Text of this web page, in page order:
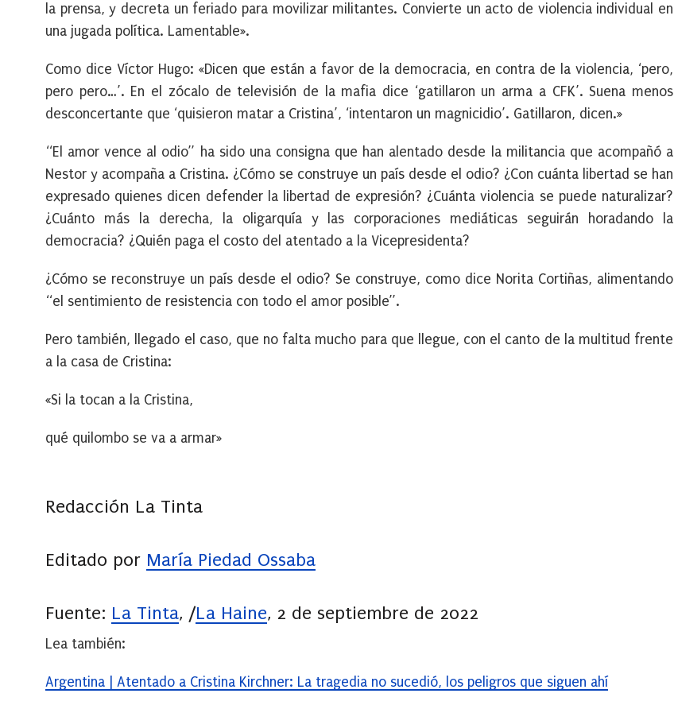
la prensa, y decreta un feriado para movilizar militantes. Convierte un acto de violencia individual en
una jugada política. Lamentable».
Como dice Víctor Hugo: «Dicen que están a favor de la democracia, en contra de la violencia, ‘pero,
pero pero…’. En el zócalo de televisión de la mafia dice ‘gatillaron un arma a CFK’. Suena menos
desconcertante que ‘quisieron matar a Cristina’, ‘intentaron un magnicidio’. Gatillaron, dicen.»
“El amor vence al odio” ha sido una consigna que han alentado desde la militancia que acompañó a
Nestor y acompaña a Cristina. ¿Cómo se construye un país desde el odio? ¿Con cuánta libertad se han
expresado quienes dicen defender la libertad de expresión? ¿Cuánta violencia se puede naturalizar?
¿Cuánto más la derecha, la oligarquía y las corporaciones mediáticas seguirán horadando la
democracia? ¿Quién paga el costo del atentado a la Vicepresidenta?
¿Cómo se reconstruye un país desde el odio? Se construye, como dice Norita Cortiñas, alimentando
“el sentimiento de resistencia con todo el amor posible”.
Pero también, llegado el caso, que no falta mucho para que llegue, con el canto de la multitud frente
a la casa de Cristina:
«Si la tocan a la Cristina,
qué quilombo se va a armar»
Redacción La Tinta
Editado por María Piedad Ossaba
Fuente: La Tinta, /La Haine, 2 de septiembre de 2022
Lea también:
Argentina | Atentado a Cristina Kirchner: La tragedia no sucedió, los peligros que siguen ahí